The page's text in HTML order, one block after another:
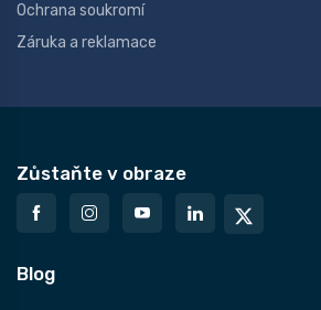
Ochrana soukromí
Záruka a reklamace
Zůstaňte v obraze
Blog